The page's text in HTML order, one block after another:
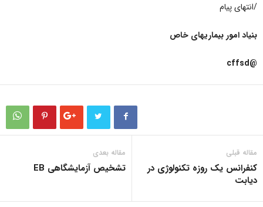
/انتهای پیام
بنیاد امور بیماریهای خاص
@cffsd
مقاله قبلی
کنفرانس یک روزه تکنولوژى در
دیابت
مقاله بعدی
تشخیص آزمایشگاهی EB